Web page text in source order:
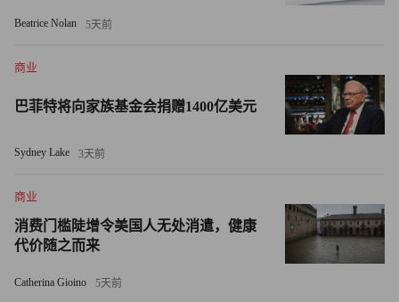
疗诉讼，每年就可以节省大约1,000亿美元。
广大医生都表示，人工智能在改善诊断技术方面拥有巨大潜
能，尽管有些地方也出现了不少与人工智能技术相关的问题
——例如事实性错误和种族歧视等等。2022年发表的一篇关
于人工智能在医疗诊断方面的文献综述发现，人工智能技术
在癌症、糖尿病和阿尔茨海默症的诊断上都很有前景，只是
人工智能在阿尔茨海默症诊断中扮演的重要角色
Beatrice Nolan 5天前
商业
巴菲特将向家族基金会捐赠1400亿美元
Sydney Lake 3天前
商业
消费门槛陡增令美国人无处消遣，健康
代价随之而来
Catherina Gioino 5天前